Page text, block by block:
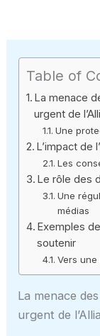
Table of
La menace
urgent de
Une
L’impact de
Les
Le rôle des
Une
médias
Exemples
soutenir
Vers
La menace
urgent de